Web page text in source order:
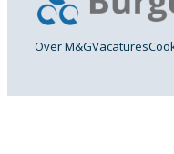
Over M&GVacatures